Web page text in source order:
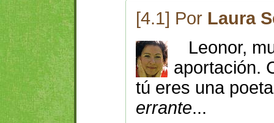
[4.1] Por Laura
Leonor,
aportación.
tú eres una
errante...